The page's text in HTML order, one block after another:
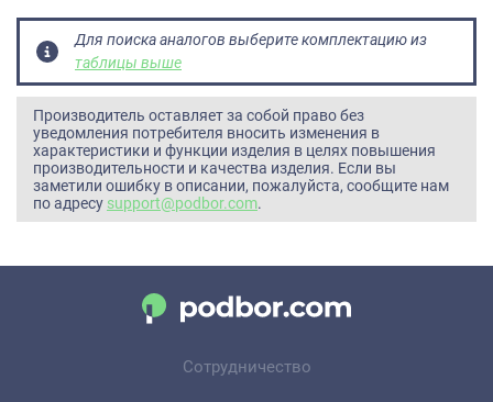
Для поиска аналогов выберите комплектацию из
таблицы выше
Производитель оставляет за собой право без
уведомления потребителя вносить изменения в
характеристики и функции изделия в целях повышения
производительности и качества изделия. Если вы
заметили ошибку в описании, пожалуйста, сообщите нам
по адресу support@podbor.com.
Сотрудничество